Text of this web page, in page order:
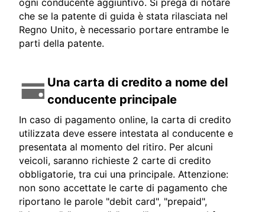
ogni conducente aggiuntivo. Si prega di notare
che se la patente di guida è stata rilasciata nel
Regno Unito, è necessario portare entrambe le
parti della patente.
Una carta di credito a nome del
conducente principale
In caso di pagamento online, la carta di credito
utilizzata deve essere intestata al conducente e
presentata al momento del ritiro. Per alcuni
veicoli, saranno richieste 2 carte di credito
obbligatorie, tra cui una principale. Attenzione:
non sono accettate le carte di pagamento che
riportano le parole "debit card", "prepaid",